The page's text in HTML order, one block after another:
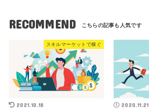
RECOMMEND
スキルマーケットで稼ぐ
2021.10.18 2020.11.21